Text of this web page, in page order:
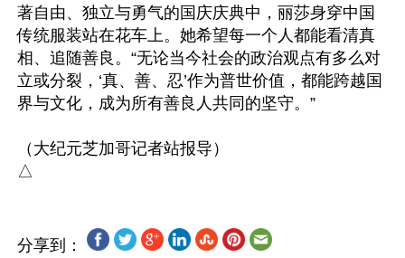
著自由、独立与勇气的国庆庆典中，丽莎身穿中国
传统服装站在花车上。她希望每一个人都能看清真
相、追随善良。“无论当今社会的政治观点有多么对
立或分裂，‘真、善、忍’作为普世价值，都能跨越国
界与文化，成为所有善良人共同的坚守。”
（大纪元芝加哥记者站报导）
分享到：